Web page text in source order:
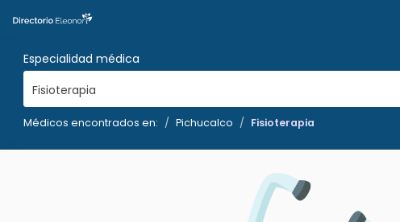
Especialidad médica
Fisioterapia
Médicos encontrados en: Pichucalco Fisioterapia